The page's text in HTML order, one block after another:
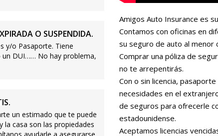
O SUSPENDIDA.
y/o Pasaporte. Tiene
un DUI…… No hay problema,
un estimado que te puede
la casa son las propiedades
ayudarle a asegurarse
Amigos Auto Insurance es
Contamos con oficinas en
su seguro de auto al menor
Comprar una póliza de
no te arrepentirás.
Con o sin licencia,
necesidades en el
de seguros para ofrecerle
estadounidense.
Aceptamos licencias